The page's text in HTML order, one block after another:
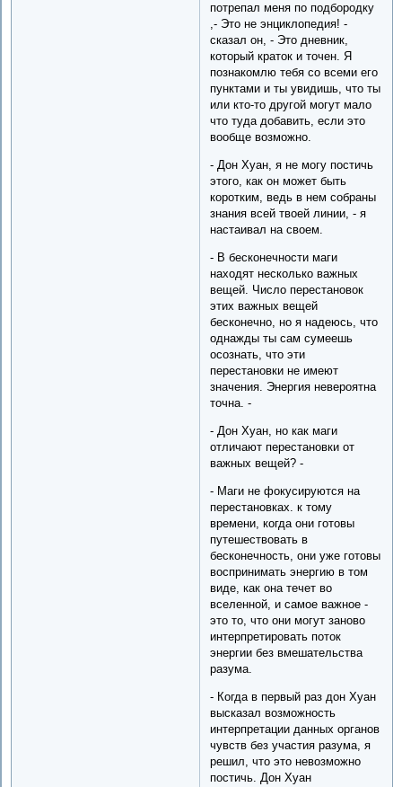
потрепал меня по подбородку
,- Это не энциклопедия! -
сказал он, - Это дневник,
который краток и точен. Я
познакомлю тебя со всеми его
пунктами и ты увидишь, что ты
или кто-то другой могут мало
что туда добавить, если это
вообще возможно.
- Дон Хуан, я не могу постичь
этого, как он может быть
коротким, ведь в нем собраны
знания всей твоей линии, - я
настаивал на своем.
- В бесконечности маги
находят несколько важных
вещей. Число перестановок
этих важных вещей
бесконечно, но я надеюсь, что
однажды ты сам сумеешь
осознать, что эти
перестановки не имеют
значения. Энергия невероятна
точна. -
- Дон Хуан, но как маги
отличают перестановки от
важных вещей? -
- Маги не фокусируются на
перестановках. к тому
времени, когда они готовы
путешествовать в
бесконечность, они уже готовы
воспринимать энергию в том
виде, как она течет во
вселенной, и самое важное -
это то, что они могут заново
интерпретировать поток
энергии без вмешательства
разума.
- Когда в первый раз дон Хуан
высказал возможность
интерпретации данных органов
чувств без участия разума, я
решил, что это невозможно
постичь. Дон Хуан